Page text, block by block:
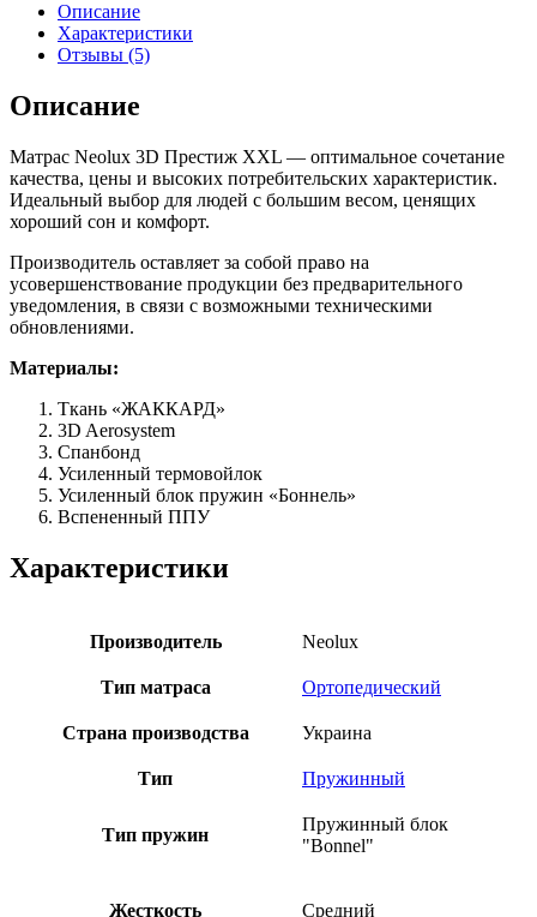
Описание
Характеристики
Отзывы (5)
Описание
Матрас Neolux 3D Престиж XXL — оптимальное сочетание
качества, цены и высоких потребительских характеристик.
Идеальный выбор для людей с большим весом, ценящих
хороший сон и комфорт.
Производитель оставляет за собой право на
усовершенствование продукции без предварительного
уведомления, в связи с возможными техническими
обновлениями.
Материалы:
Ткань «ЖАККАРД»
3D Aerosystem
Спанбонд
Усиленный термовойлок
Усиленный блок пружин «Боннель»
Вспененный ППУ
Характеристики
Производитель Neolux
Тип матраса Ортопедический
Страна производства Украина
Тип Пружинный
Тип пружин
Пружинный блок
"Bonnel"
Жесткость Средний